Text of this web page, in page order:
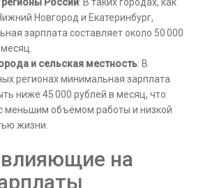
Новгород и Екатеринбург,
зарплата составляет около 50 000
и сельская местность: В
регионах минимальная зарплата
ниже 45 000 рублей в месяц, что
меньшим объёмом работы и низкой
жизни.
на